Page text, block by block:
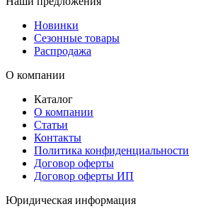
Новинки
Сезонные товары
Распродажа
О компании
Каталог
О компании
Статьи
Контакты
Политика конфиденциальности
Договор оферты
Договор оферты ИП
Юридическая информация